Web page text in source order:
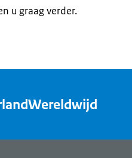
u graag verder.